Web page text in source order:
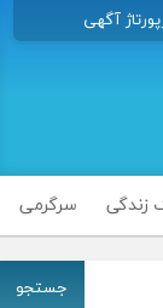
آگهی
زندگی سرگرمی
جستجو